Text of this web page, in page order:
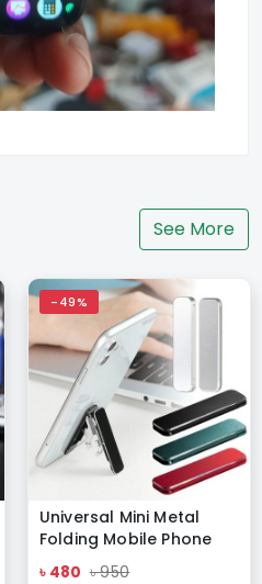
See More
-49%
Universal Mini Metal
Folding Mobile Phone
Holder
৳ 480 ৳ 950